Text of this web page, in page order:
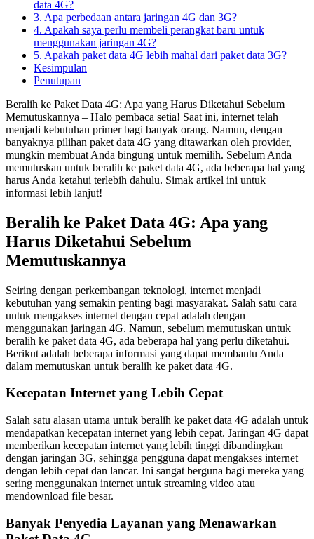
data 4G?
3. Apa perbedaan antara jaringan 4G dan 3G?
4. Apakah saya perlu membeli perangkat baru untuk
menggunakan jaringan 4G?
5. Apakah paket data 4G lebih mahal dari paket data 3G?
Kesimpulan
Penutupan
Beralih ke Paket Data 4G: Apa yang Harus Diketahui Sebelum
Memutuskannya – Halo pembaca setia! Saat ini, internet telah
menjadi kebutuhan primer bagi banyak orang. Namun, dengan
banyaknya pilihan paket data 4G yang ditawarkan oleh provider,
mungkin membuat Anda bingung untuk memilih. Sebelum Anda
memutuskan untuk beralih ke paket data 4G, ada beberapa hal yang
harus Anda ketahui terlebih dahulu. Simak artikel ini untuk
informasi lebih lanjut!
Beralih ke Paket Data 4G: Apa yang
Harus Diketahui Sebelum
Memutuskannya
Seiring dengan perkembangan teknologi, internet menjadi
kebutuhan yang semakin penting bagi masyarakat. Salah satu cara
untuk mengakses internet dengan cepat adalah dengan
menggunakan jaringan 4G. Namun, sebelum memutuskan untuk
beralih ke paket data 4G, ada beberapa hal yang perlu diketahui.
Berikut adalah beberapa informasi yang dapat membantu Anda
dalam memutuskan untuk beralih ke paket data 4G.
Kecepatan Internet yang Lebih Cepat
Salah satu alasan utama untuk beralih ke paket data 4G adalah untuk
mendapatkan kecepatan internet yang lebih cepat. Jaringan 4G dapat
memberikan kecepatan internet yang lebih tinggi dibandingkan
dengan jaringan 3G, sehingga pengguna dapat mengakses internet
dengan lebih cepat dan lancar. Ini sangat berguna bagi mereka yang
sering menggunakan internet untuk streaming video atau
mendownload file besar.
Banyak Penyedia Layanan yang Menawarkan